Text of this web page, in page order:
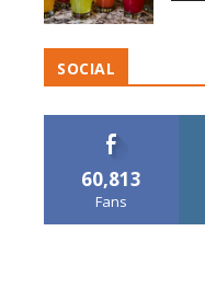
SOCIAL
60,813
Fans